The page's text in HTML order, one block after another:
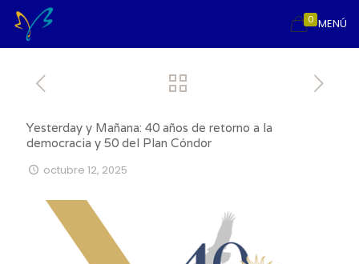
MENÚ
0
Yesterday y Mañana: 40 años de retorno a la
democracia y 50 del Plan Cóndor
octubre 12, 2025